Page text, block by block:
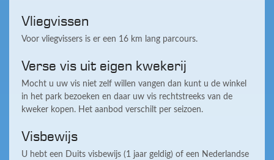
Vliegvissen
Voor vliegvissers is er een 16 km lang parcours.
Verse vis uit eigen kwekerij
Mocht u uw vis niet zelf willen vangen dan kunt u de winkel
in het park bezoeken en daar uw vis rechtstreeks van de
kweker kopen. Het aanbod verschilt per seizoen.
Visbewijs
U hebt een Duits visbewijs (1 jaar geldig) of een Nederlandse